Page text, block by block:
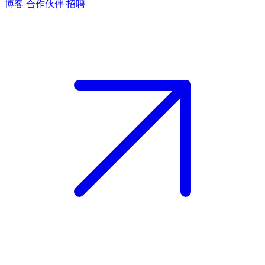
博客 合作伙伴 招聘